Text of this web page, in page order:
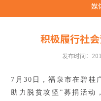
媒
积极履行社
发布时间：
7月30日，福泉市在碧桂
助力脱贫攻坚”募捐活动